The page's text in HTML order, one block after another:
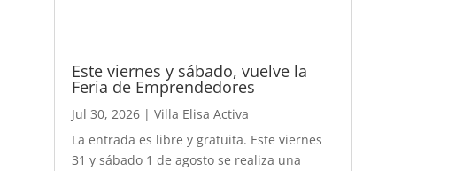
Este viernes y sábado, vuelve la
Feria de Emprendedores
Jul 30, 2026| Villa Elisa Activa
La entrada es libre y gratuita. Este viernes
31 y sábado 1 de agosto se realiza una